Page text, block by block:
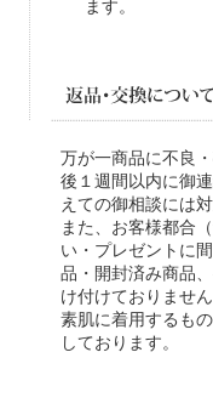
ます。
万が一商品に不良
後１週間以内に御
えての御相談には
また、お客様都合
い・プレゼントに
品・開封済み商品
け付けておりませ
素肌に着用するも
しております。